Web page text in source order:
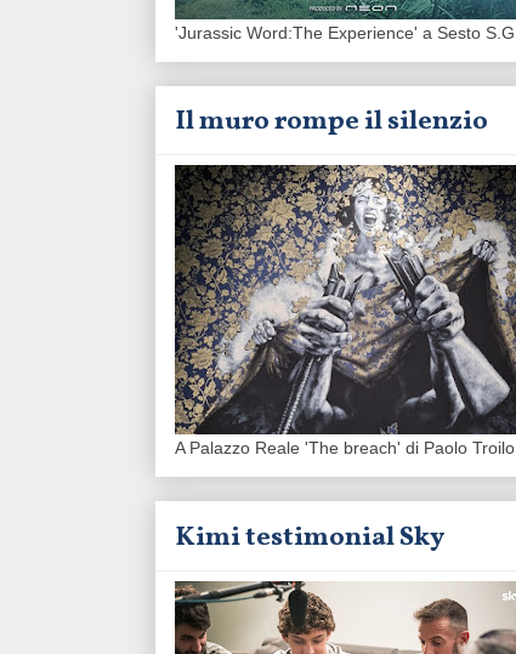
'Jurassic Word:The Experience' a Sesto S.G.
Il muro rompe il silenzio
A Palazzo Reale 'The breach' di Paolo Troilo
Kimi testimonial Sky